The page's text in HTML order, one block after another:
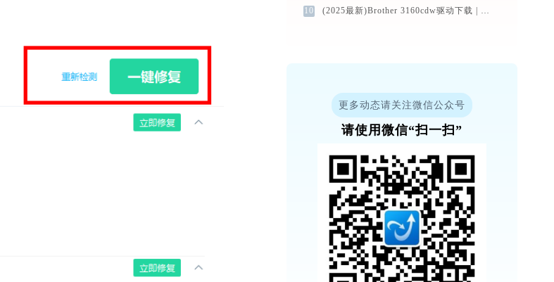
10 (2025最新)Brother 3160cdw驱动下载 | Win11/Win10官方版
更多动态请关注微信公众号
请使用微信“扫一扫”